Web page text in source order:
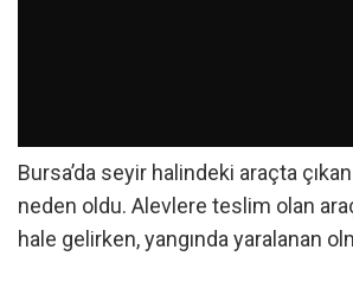
Bursa’da seyir halindeki araçta
neden oldu. Alevlere teslim olan
hale gelirken, yangında yaralanan